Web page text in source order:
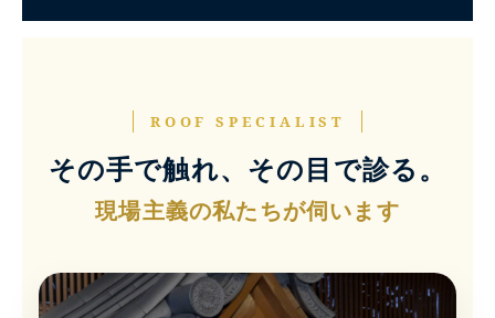
ROOF SPECIALIST
その手で触れ、その目で診る。
現場主義の私たちが伺います